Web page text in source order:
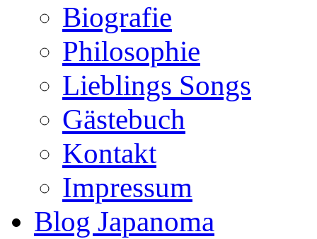
Biografie
Philosophie
Lieblings Songs
Gästebuch
Kontakt
Impressum
Blog Japanoma